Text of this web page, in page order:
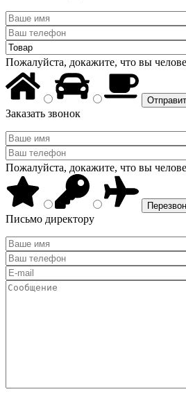
Пожалуйста, докажите, что вы
Заказать звонок
Пожалуйста, докажите, что вы
Письмо директору